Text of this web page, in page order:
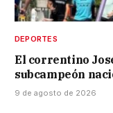
DEPORTES
El correntino
subcampeón
9 de agosto de 2026